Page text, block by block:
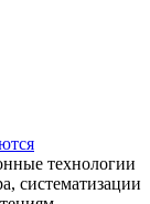
технологии
систематизации